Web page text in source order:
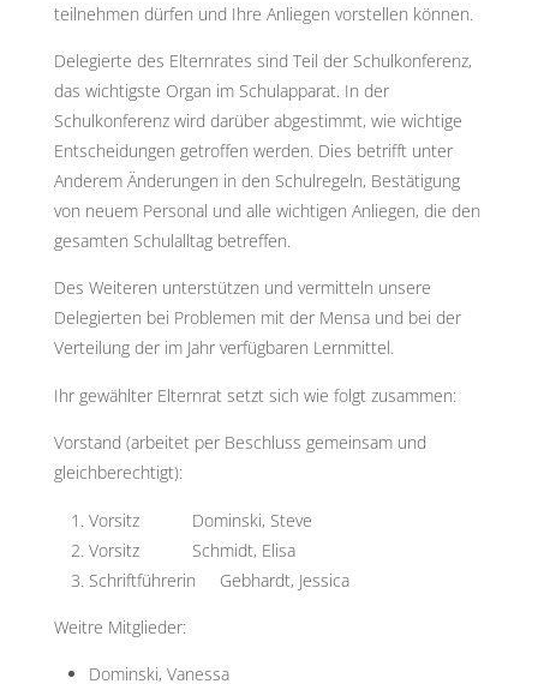
teilnehmen dürfen und Ihre Anliegen vorstellen können.
Delegierte des Elternrates sind Teil der Schulkonferenz,
das wichtigste Organ im Schulapparat. In der
Schulkonferenz wird darüber abgestimmt, wie wichtige
Entscheidungen getroffen werden. Dies betrifft unter
Anderem Änderungen in den Schulregeln, Bestätigung
von neuem Personal und alle wichtigen Anliegen, die den
gesamten Schulalltag betreffen.
Des Weiteren unterstützen und vermitteln unsere
Delegierten bei Problemen mit der Mensa und bei der
Verteilung der im Jahr verfügbaren Lernmittel.
Ihr gewählter Elternrat setzt sich wie folgt zusammen:
Vorstand (arbeitet per Beschluss gemeinsam und
gleichberechtigt):
Vorsitz Dominski, Steve
Vorsitz Schmidt, Elisa
Schriftführerin Gebhardt, Jessica
Weitre Mitglieder:
Dominski, Vanessa